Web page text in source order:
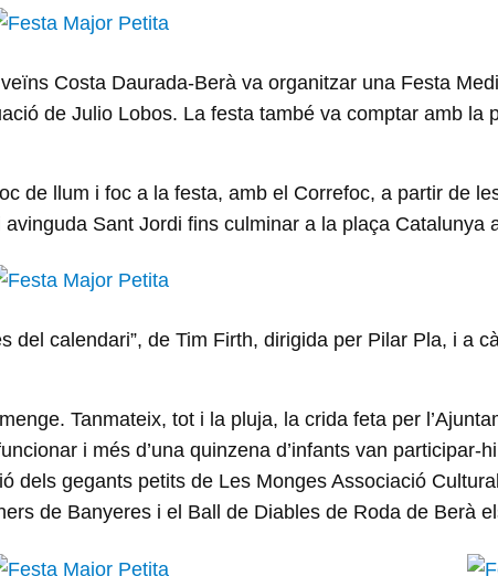
Costa Daurada-Berà va organitzar una Festa
de Julio Lobos. La festa també va comptar amb
de llum i foc a la festa, amb el Correfoc, a partir de
Sant Jordi fins culminar a la plaça Catalunya
del calendari”, de Tim Firth, dirigida per Pilar Pla, i a
Tanmateix, tot i la pluja, la crida feta per
i més d’una quinzena d’infants van
dels gegants petits de Les Monges Associació
de Banyeres i el Ball de Diables de Roda de Berà